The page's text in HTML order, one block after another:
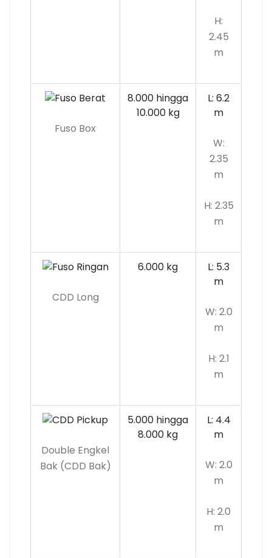
H:
2.45
m
Fuso Box
8.000 hingga
10.000 kg
L: 6.2
m
W:
2.35
m
H: 2.35
m
CDD Long
6.000 kg
L: 5.3
m
W: 2.0
m
H: 2.1
m
Double Engkel
Bak (CDD Bak)
5.000 hingga
8.000 kg
L: 4.4
m
W: 2.0
m
H: 2.0
m